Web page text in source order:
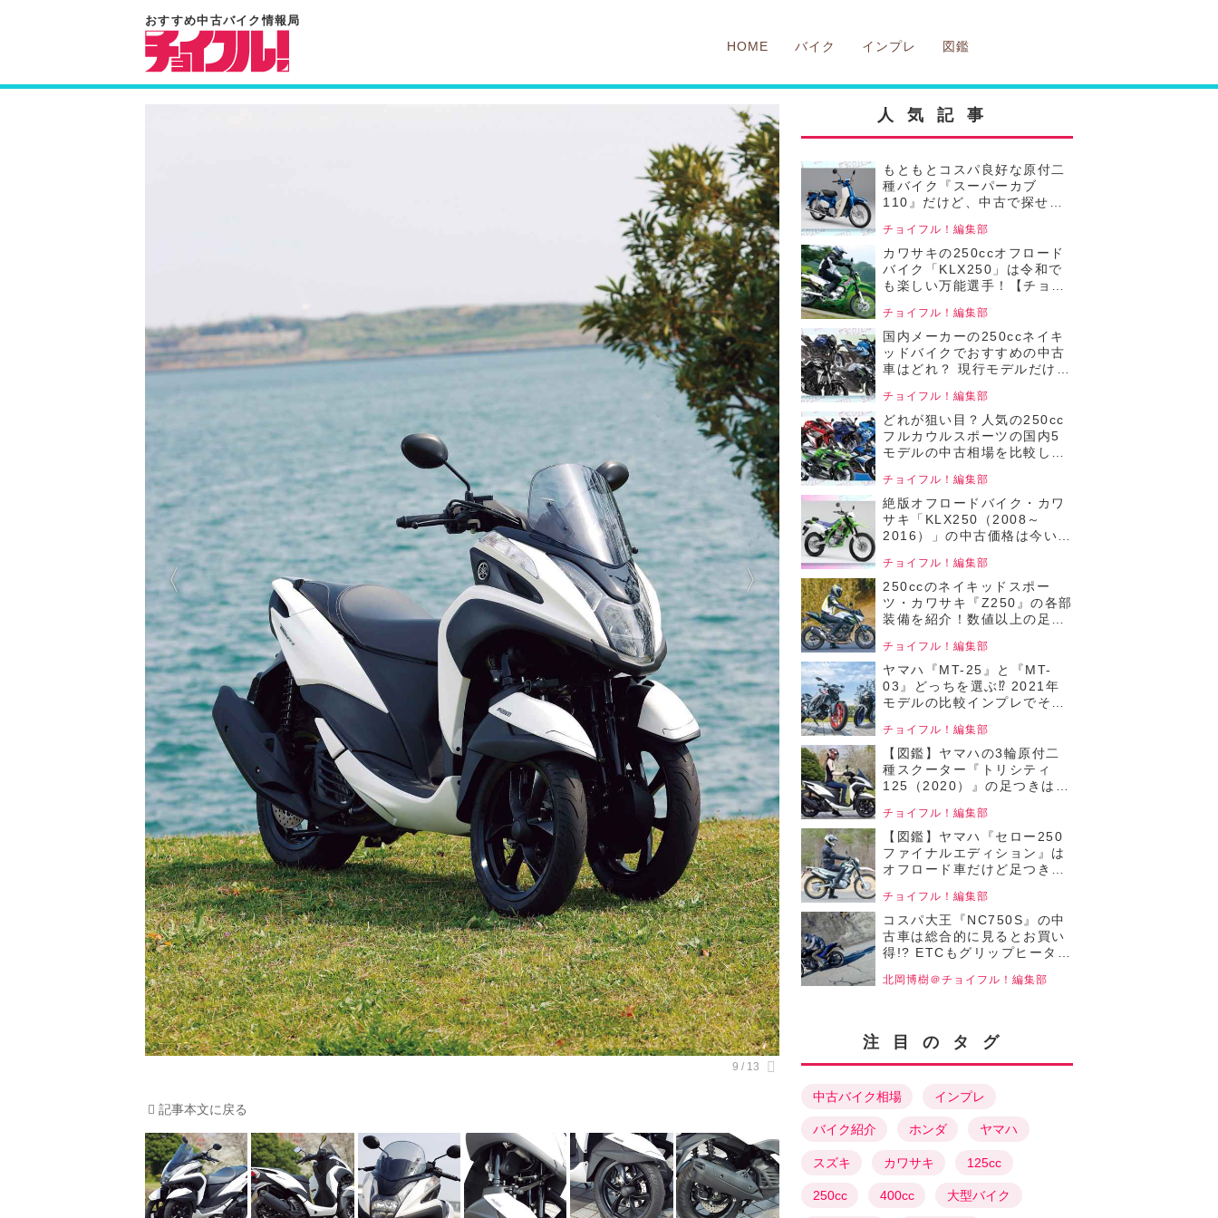
HOME バイク インプレ 図鑑
記事本文に戻る
人気記事
もともとコスパ良好な原付二
種バイク『スーパーカブ
110』だけど、中古で探せば
レジャーまで、便利で楽しい
頼れる相棒！【チョイフル！
おすすめの中古バイク価格リ
サーチ／2025年5月版】
チョイフル！編集部
カワサキの250ccオフロード
バイク「KLX250」は令和で
も楽しい万能選手！【チョイ
書／Kawasaki
KLX250（2008～2016）】
チョイフル！編集部
国内メーカーの250ccネイキ
ッドバイクでおすすめの中古
車はどれ？ 現行モデルだけど
価格をまとめて比較！【チョ
イフル！人気中古バイクの相
場比較／250ccネイキッドバ
イク編／2025年4月版 前編】
チョイフル！編集部
どれが狙い目？人気の250cc
フルカウルスポーツの国内5
モデルの中古相場を比較して
古バイクの相場比較 250ccフ
ルカウルバイク編／2025年2
月版】
チョイフル！編集部
絶版オフロードバイク・カワ
サキ「KLX250（2008～
2016）」の中古価格は今いく
ごろな価格で狙えるか
も……！【チョイフル！おす
すめ中古バイク価格リサーチ
／22025年8月版】
チョイフル！編集部
250ccのネイキッドスポー
ツ・カワサキ『Z250』の各部
装備を紹介！数値以上の足つ
中古バイク選びの参考書／
KAWASAKI Z250（2019）】
チョイフル！編集部
ヤマハ『MT-25』と『MT-
03』どっちを選ぶ⁉ 2021年
モデルの比較インプレでそれ
【チョイフル！中古バイク選
びの参考書／YAMAHA MT-
25 ABS / MT-03
ABS（2021）】
チョイフル！編集部
【図鑑】ヤマハの3輪原付二
種スクーター『トリシティ
125（2020）』の足つきは？
【チョイフル！中古バイク選
びの参考書／YAMAHA
TRICITY125（2020）】
チョイフル！編集部
【図鑑】ヤマハ『セロー250
ファイナルエディション』は
オフロード車だけど足つき性
する成熟した各部装備も魅
力！【チョイフル！中古バイ
ク選びの参考書／YAMAHA
SERROW Final
チョイフル！編集部
コスパ大王『NC750S』の中
古車は総合的に見るとお買い
得!? ETCもグリップヒーター
キッドバイクなのに燃費もい
HONDA NC750S（2018）前
編】
北岡博樹＠チョイフル！編集部
注目のタグ
中古バイク相場 インプレ
バイク紹介 ホンダ ヤマハ
スズキ カワサキ 125cc
250cc 400cc 大型バイク